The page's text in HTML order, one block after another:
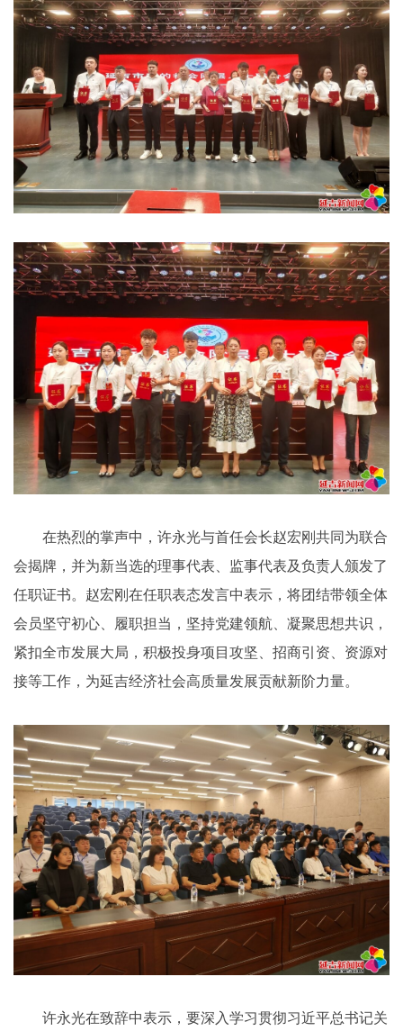
在热烈的掌声中，许永光与首任会长赵宏刚共同为联合
会揭牌，并为新当选的理事代表、监事代表及负责人颁发了
任职证书。赵宏刚在任职表态发言中表示，将团结带领全体
会员坚守初心、履职担当，坚持党建领航、凝聚思想共识，
紧扣全市发展大局，积极投身项目攻坚、招商引资、资源对
接等工作，为延吉经济社会高质量发展贡献新阶力量。
许永光在致辞中表示，要深入学习贯彻习近平总书记关